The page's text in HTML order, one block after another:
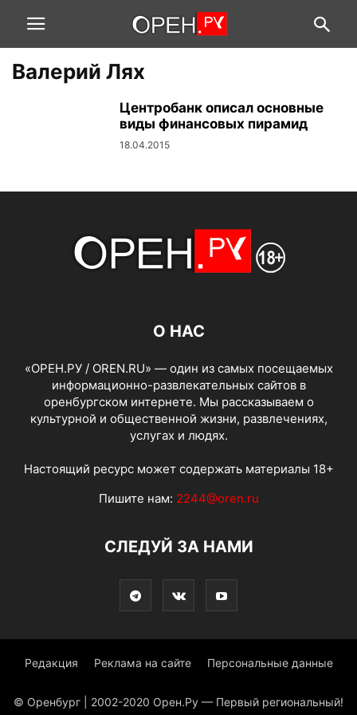
Валерий Лях
Центробанк описал основные
виды финансовых пирамид
18.04.2015
О НАС
«ОРЕН.РУ / OREN.RU» — один из самых посещаемых
информационно-развлекательных сайтов в
оренбургском интернете. Мы рассказываем о
культурной и общественной жизни, развлечениях,
услугах и людях.
Настоящий ресурс может содержать материалы 18+
Пишите нам: 2244@oren.ru
СЛЕДУЙ ЗА НАМИ
Редакция Реклама на сайте Персональные данные
© Оренбург | 2002-2020 Орен.Ру — Первый региональный!